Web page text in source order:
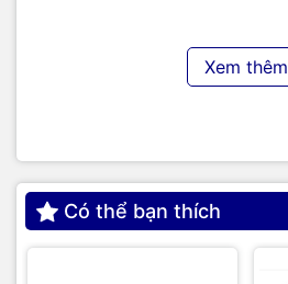
Xem thêm
Có thể bạn thích